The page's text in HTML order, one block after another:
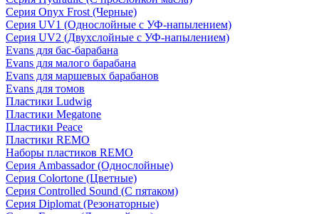
Серия Onyx Frost (Черные)
Серия UV1 (Однослойные с УФ-напылением)
Серия UV2 (Двухслойные с УФ-напылением)
Evans для бас-барабана
Evans для малого барабана
Evans для маршевых барабанов
Evans для томов
Пластики Ludwig
Пластики Megatone
Пластики Peace
Пластики REMO
Наборы пластиков REMO
Серия Ambassador (Однослойные)
Серия Colortone (Цветные)
Серия Controlled Sound (С пятаком)
Серия Diplomat (Резонаторные)